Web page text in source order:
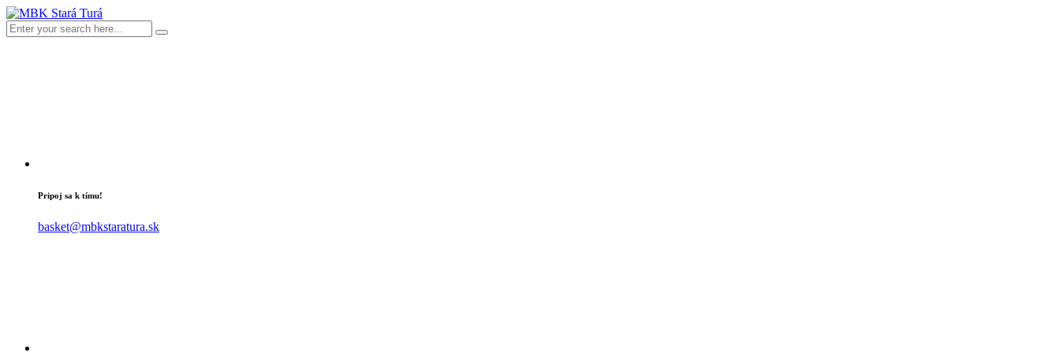
Pripoj sa k tímu!
basket@mbkstaratura.sk